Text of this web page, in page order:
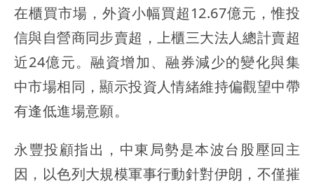
在櫃買市場，外資小幅買超12.67億元，惟投
信與自營商同步賣超，上櫃三大法人總計賣超
近24億元。融資增加、融券減少的變化與集
中市場相同，顯示投資人情緒維持偏觀望中帶
有逢低進場意願。
永豐投顧指出，中東局勢是本波台股壓回主
因，以色列大規模軍事行動針對伊朗，不僅摧